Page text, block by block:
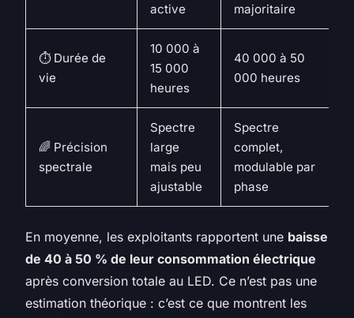
active
majoritaire
⏱️ Durée de
vie
10 000 à
15 000
heures
40 000 à 50
000 heures
🌈 Précision
spectrale
Spectre
large
mais peu
ajustable
Spectre
complet,
modulable par
phase
En moyenne, les exploitants rapportent une baisse
de 40 à 50 % de leur consommation électrique
après conversion totale au LED. Ce n’est pas une
estimation théorique : c’est ce que montrent les